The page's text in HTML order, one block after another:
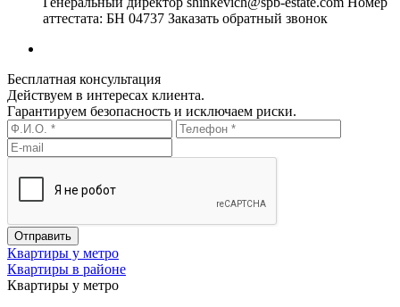
аттестата: БН 04737 Заказать обратный звонок
Бесплатная консультация
Действуем в интересах клиента.
Гарантируем безопасность и исключаем риски.
Квартиры у метро
Квартиры в районе
Квартиры у метро